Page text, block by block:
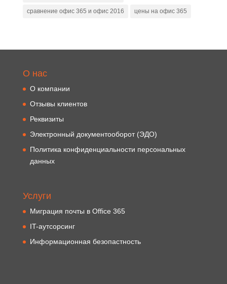
сравнение офис 365 и офис 2016 цены на офис 365
О нас
О компании
Отзывы клиентов
Реквизиты
Электронный документооборот (ЭДО)
Политика конфиденциальности персональных
данных
Услуги
Миграция почты в Office 365
IT-аутсорсинг
Информационная безопастность